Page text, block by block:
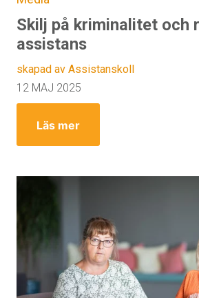
Skilj på kriminalitet och
assistans
skapad av Assistanskoll
12 MAJ 2025
Läs mer